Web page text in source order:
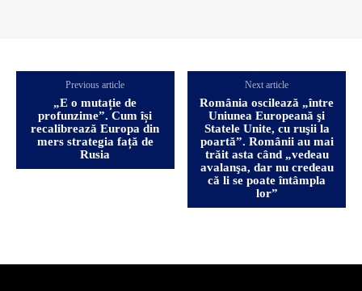
Previous article
„E o mutație de
profunzime”. Cum își
recalibrează Europa din
mers strategia față de
Rusia
Next article
România oscilează „între
Uniunea Europeană şi
Statele Unite, cu ruşii la
poartă”. Românii au mai
trăit asta când „vedeau
avalanşa, dar nu credeau
că li se poate întâmpla
lor”